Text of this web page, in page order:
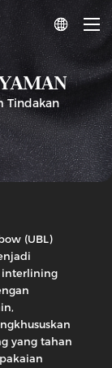

Tindakan
(UBL)
interlining
yang tahan